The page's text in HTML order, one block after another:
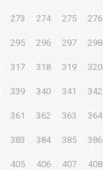
273 274 275 276
295 296 297 298
317 318 319 320
339 340 341 342
361 362 363 364
383 384 385 386
405 406 407 408